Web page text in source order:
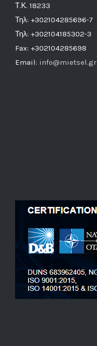
Τ.Κ. 18233
Τηλ: +302104285696-7
Τηλ: +302104185302-3
Fax: +302104285698
Email: info@mietsel.gr